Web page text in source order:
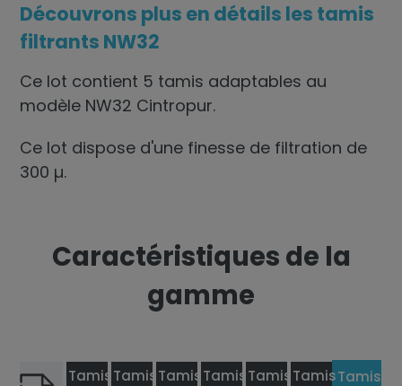
Découvrons plus en détails les tamis
filtrants NW32
Ce lot contient 5 tamis adaptables au
modèle NW32 Cintropur.
Ce lot dispose d'une finesse de filtration de
300 µ.
Caractéristiques de la
gamme
Tamis Tamis Tamis Tamis Tamis TamisTamis